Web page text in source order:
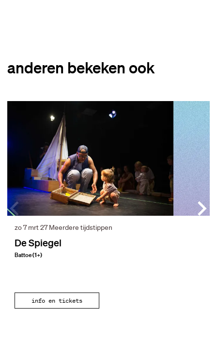
anderen bekeken ook
De Spiegel
Battoe (1+)
zo 7 mrt 27Meerdere tijdstippen
info en tickets